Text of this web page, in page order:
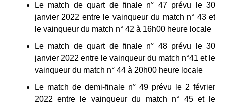
Le match de quart de finale n° 47 prévu le 30
janvier 2022 entre le vainqueur du match n° 43 et
le vainqueur du match n° 42 à 16h00 heure locale
Le match de quart de finale n° 48 prévu le 30
janvier 2022 entre le vainqueur du match n°41 et le
vainqueur du match n° 44 à 20h00 heure locale
Le match de demi-finale n° 49 prévu le 2 février
2022 entre le vainqueur du match n° 45 et le